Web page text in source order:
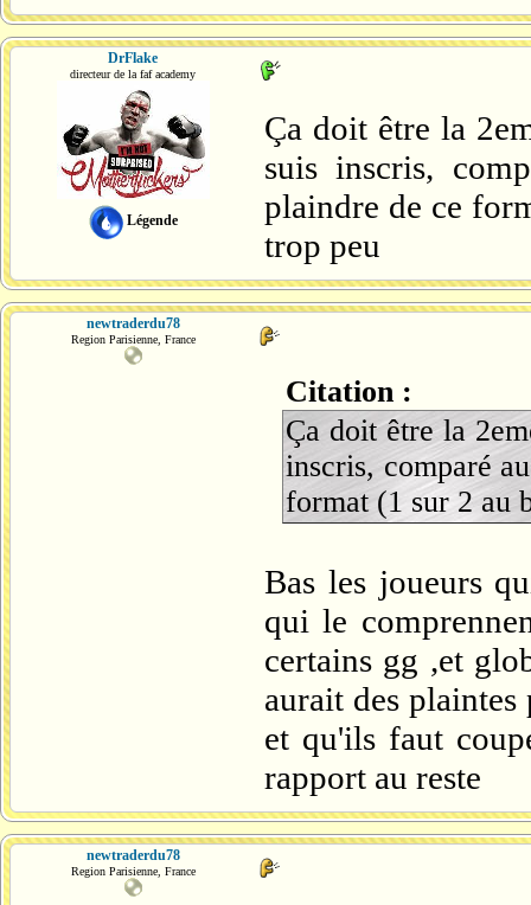
DrFlake
directeur de la faf academy
Légende
Ça doit être la
suis inscris,
plaindre de ce
trop peu
newtraderdu78
Region Parisienne, France
Citation :
Ça doit être la
inscris, comparé
format (1 sur 2 au
Bas les joueurs
qui le
certains gg ,et
aurait des
et qu'ils faut
rapport au reste
newtraderdu78
Region Parisienne, France